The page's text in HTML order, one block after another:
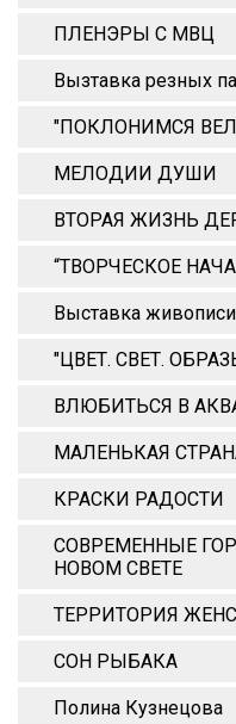
ПЛЕНЭРЫ С МВЦ
Вызтавка резных
"ПОКЛОНИМСЯ
МЕЛОДИИ ДУШИ
ВТОРАЯ ЖИЗНЬ
“ТВОРЧЕСКОЕ
Выставка
"ЦВЕТ. СВЕТ.
ВЛЮБИТЬСЯ В
МАЛЕНЬКАЯ
КРАСКИ РАДОСТИ
СОВРЕМЕННЫЕ
НОВОМ СВЕТЕ
ТЕРРИТОРИЯ
СОН РЫБАКА
Полина Кузнецова